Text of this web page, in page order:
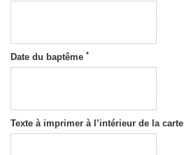
Date du baptême *
Texte à imprimer à l’intérieur de la carte